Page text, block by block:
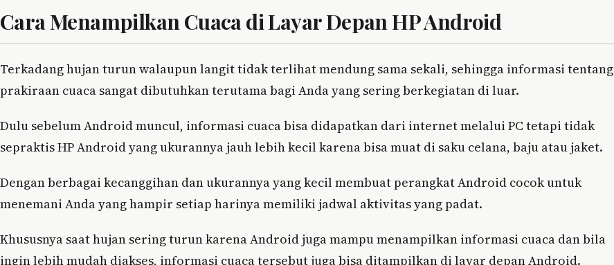
Cara Menampilkan Cuaca di Layar Depan HP Android
Terkadang hujan turun walaupun langit tidak terlihat mendung sama sekali, sehingga informasi tentang
prakiraan cuaca sangat dibutuhkan terutama bagi Anda yang sering berkegiatan di luar.
Dulu sebelum Android muncul, informasi cuaca bisa didapatkan dari internet melalui PC tetapi tidak
sepraktis HP Android yang ukurannya jauh lebih kecil karena bisa muat di saku celana, baju atau jaket.
Dengan berbagai kecanggihan dan ukurannya yang kecil membuat perangkat Android cocok untuk
menemani Anda yang hampir setiap harinya memiliki jadwal aktivitas yang padat.
Khususnya saat hujan sering turun karena Android juga mampu menampilkan informasi cuaca dan bila
ingin lebih mudah diakses, informasi cuaca tersebut juga bisa ditampilkan di layar depan Android.